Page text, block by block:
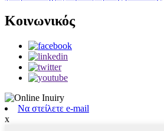
Κοινωνικός
Να στείλετε e-mail
x